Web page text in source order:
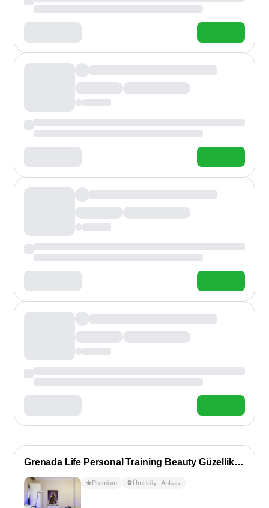
Grenada Life Personal Training Beauty Güzellik Salonu
Premium Ümitköy ,Ankara